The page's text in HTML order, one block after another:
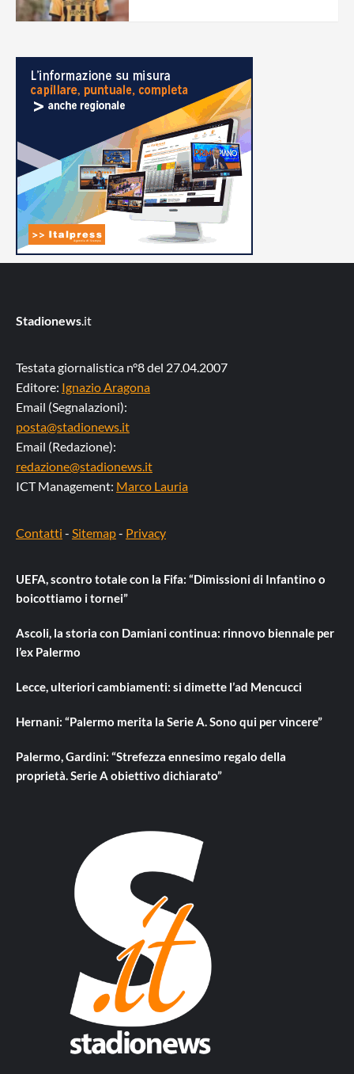
Stadionews.it
Testata giornalistica n°8 del 27.04.2007
Editore: Ignazio Aragona
Email (Segnalazioni):
posta@stadionews.it
Email (Redazione):
redazione@stadionews.it
ICT Management: Marco Lauria
Contatti - Sitemap- Privacy
UEFA, scontro totale con la Fifa: “Dimissioni di Infantino o
boicottiamo i tornei”
Ascoli, la storia con Damiani continua: rinnovo biennale per
l’ex Palermo
Lecce, ulteriori cambiamenti: si dimette l’ad Mencucci
Hernani: “Palermo merita la Serie A. Sono qui per vincere”
Palermo, Gardini: “Strefezza ennesimo regalo della
proprietà. Serie A obiettivo dichiarato”